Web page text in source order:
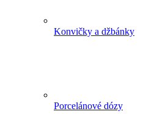
Konvičky a džbánky
Porcelánové dózy